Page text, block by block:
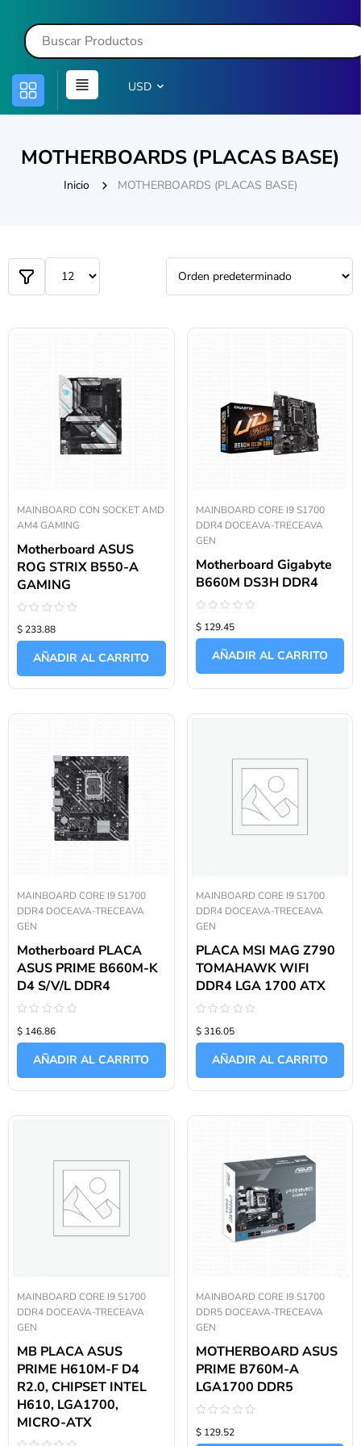
USD
MOTHERBOARDS (PLACAS BASE)
Inicio MOTHERBOARDS (PLACAS BASE)
MAINBOARD CON SOCKET AMD
AM4 GAMING
Motherboard ASUS
ROG STRIX B550-A
GAMING
con
0
$ 233.88
AÑADIR AL CARRITO
MAINBOARD CORE I9 S1700
DDR4 DOCEAVA-TRECEAVA
GEN
Motherboard Gigabyte
B660M DS3H DDR4
con
0
$ 129.45
AÑADIR AL CARRITO
MAINBOARD CORE I9 S1700
DDR4 DOCEAVA-TRECEAVA
GEN
Motherboard PLACA
ASUS PRIME B660M-K
D4 S/V/L DDR4
con
0
$ 146.86
AÑADIR AL CARRITO
MAINBOARD CORE I9 S1700
DDR4 DOCEAVA-TRECEAVA
GEN
PLACA MSI MAG Z790
TOMAHAWK WIFI
DDR4 LGA 1700 ATX
con
0
$ 316.05
AÑADIR AL CARRITO
MAINBOARD CORE I9 S1700
DDR4 DOCEAVA-TRECEAVA
GEN
MB PLACA ASUS
PRIME H610M-F D4
R2.0, CHIPSET INTEL
H610, LGA1700,
MICRO-ATX
MAINBOARD CORE I9 S1700
DDR5 DOCEAVA-TRECEAVA
GEN
MOTHERBOARD ASUS
PRIME B760M-A
LGA1700 DDR5
con
0
$ 129.52